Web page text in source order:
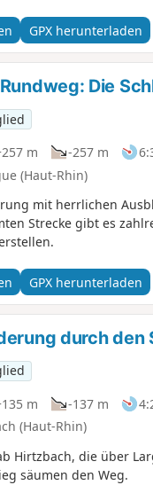
GPX herunterladen
Die
m -257 m
(Haut-Rhin)
mit herrlichen
Strecke gibt es
GPX herunterladen
durch den
m -137 m
(Haut-Rhin)
Hirtzbach, die über
säumen den Weg.